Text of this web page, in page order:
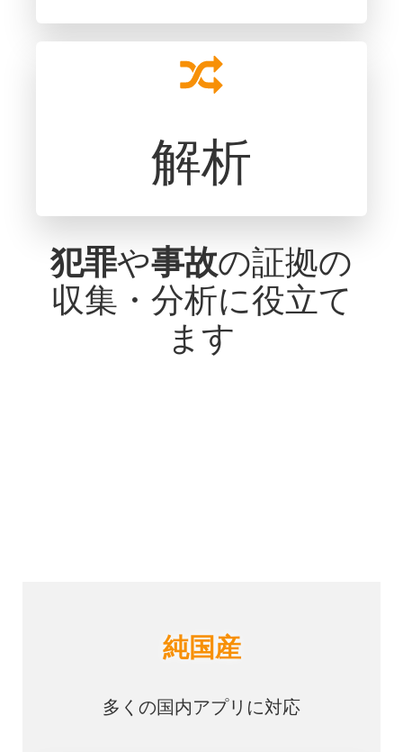
解析
犯罪や事故の証拠の
収集・分析に役立て
ます
純国産
多くの国内アプリに対応